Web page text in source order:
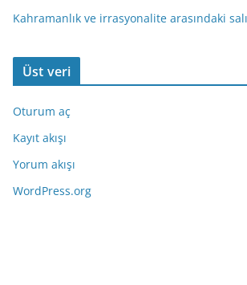
Kahramanlık ve irrasyonalite arasındaki
Üst veri
Oturum aç
Kayıt akışı
Yorum akışı
WordPress.org